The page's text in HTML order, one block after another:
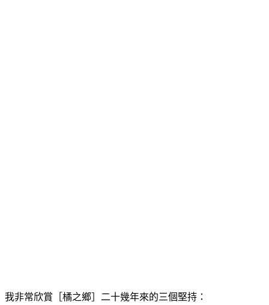
我非常欣賞［橘之鄉］二十幾年來的三個堅持：